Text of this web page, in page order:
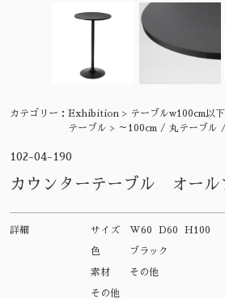
カテゴリー： Exhibition > テーブルw100cm以
テーブル > ～100cm / 丸テーブル
102-04-190
カウンターテーブル オール
詳細 サイズ W60 D60 H100
色 ブラック
素材 その他
その他